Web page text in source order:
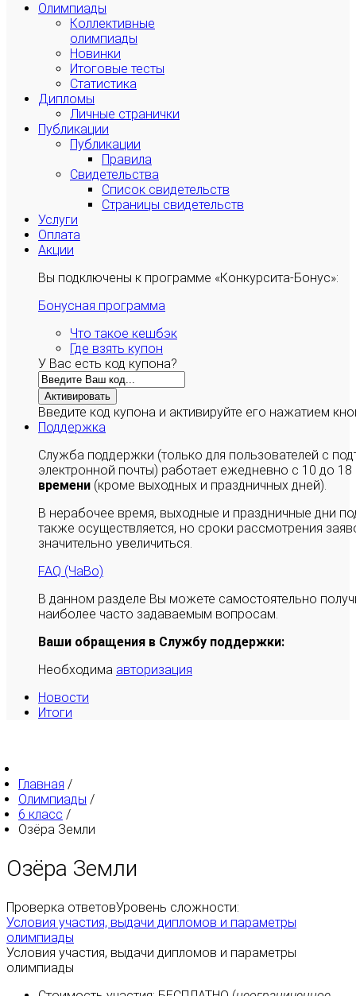
Олимпиады
Коллективные
олимпиады
Новинки
Итоговые тесты
Статистика
Дипломы
Личные странички
Публикации
Публикации
Правила
Свидетельства
Список свидетельств
Страницы свидетельств
Услуги
Оплата
Акции
Вы подключены к программе «Конкурсита-Бонус»:
Бонусная программа
Что такое кешбэк
Где взять купон
У Вас есть код купона?
Активировать
Введите код купона и активируйте его нажатием
Поддержка
Служба поддержки (только для пользователей с
электронной почты) работает ежедневно с 10 до
времени (кроме выходных и праздничных дней).
В нерабочее время, выходные и праздничные дни
также осуществляется, но сроки рассмотрения
значительно увеличиться.
FAQ (ЧаВо)
В данном разделе Вы можете самостоятельно
наиболее часто задаваемым вопросам.
Ваши обращения в Службу поддержки:
Необходима авторизация
Новости
Итоги
Главная /
Олимпиады /
6 класс /
Озёра Земли
Озёра Земли
Проверка ответовУровень сложности:
Условия участия, выдачи дипломов и параметры
олимпиады
Условия участия, выдачи дипломов и параметры
олимпиады